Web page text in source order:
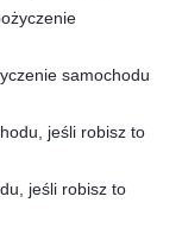
samochodu
jeśli robisz to